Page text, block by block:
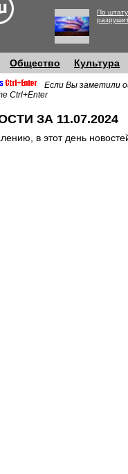
По
Общество Культура
Если Вы заметили
Ctrl+Enter
ЗА 11.07.2024
в этот день